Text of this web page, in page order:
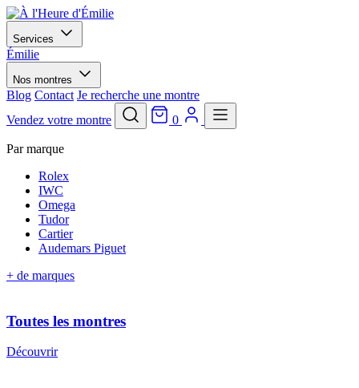
Services
Émilie
Nos montres
Blog Contact Je recherche une montre
Vendez votre montre
0
Par marque
Rolex
IWC
Omega
Tudor
Cartier
Audemars Piguet
+ de marques
Toutes les montres
Découvrir